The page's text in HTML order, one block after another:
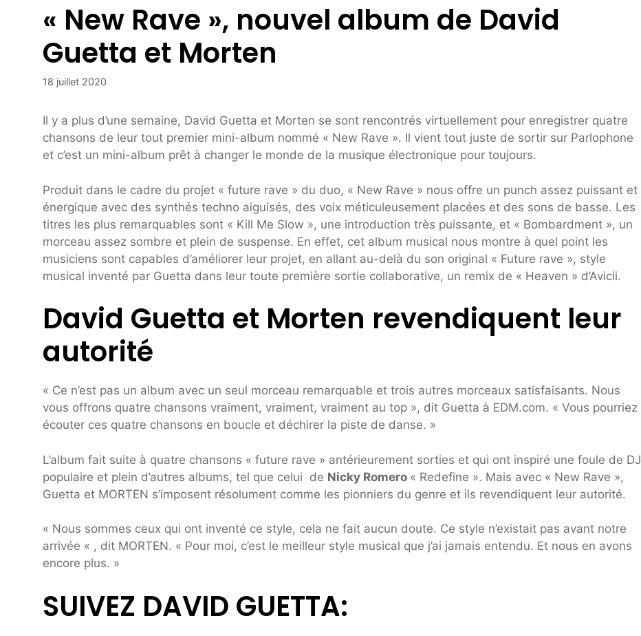
« New Rave », nouvel album de David
Guetta et Morten
18 juillet 2020
Il y a plus d’une semaine, David Guetta et Morten se sont rencontrés virtuellement pour enregistrer quatre
chansons de leur tout premier mini-album nommé « New Rave ». Il vient tout juste de sortir sur Parlophone
et c’est un mini-album prêt à changer le monde de la musique électronique pour toujours.
Produit dans le cadre du projet « future rave » du duo, « New Rave » nous offre un punch assez puissant et
énergique avec des synthés techno aiguisés, des voix méticuleusement placées et des sons de basse. Les
titres les plus remarquables sont « Kill Me Slow », une introduction très puissante, et « Bombardment », un
morceau assez sombre et plein de suspense. En effet, cet album musical nous montre à quel point les
musiciens sont capables d’améliorer leur projet, en allant au-delà du son original « Future rave », style
musical inventé par Guetta dans leur toute première sortie collaborative, un remix de « Heaven » d’Avicii.
David Guetta et Morten revendiquent leur
autorité
« Ce n’est pas un album avec un seul morceau remarquable et trois autres morceaux satisfaisants. Nous
vous offrons quatre chansons vraiment, vraiment, vraiment au top », dit Guetta à EDM.com. « Vous pourriez
écouter ces quatre chansons en boucle et déchirer la piste de danse. »
L’album fait suite à quatre chansons « future rave » antérieurement sorties et qui ont inspiré une foule de DJ
populaire et plein d’autres albums, tel que celui de Nicky Romero « Redefine ». Mais avec « New Rave »,
Guetta et MORTEN s’imposent résolument comme les pionniers du genre et ils revendiquent leur autorité.
« Nous sommes ceux qui ont inventé ce style, cela ne fait aucun doute. Ce style n’existait pas avant notre
arrivée « , dit MORTEN. « Pour moi, c’est le meilleur style musical que j’ai jamais entendu. Et nous en avons
encore plus. »
SUIVEZ DAVID GUETTA: